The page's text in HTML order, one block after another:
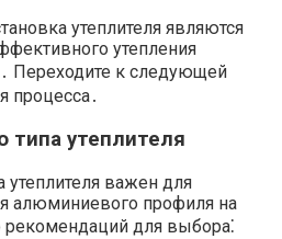
утеплителя являются
утепления
Переходите к следующей
процесса․
утеплителя
утеплителя важен для
алюминиевого профиля на
рекомендаций для выбора⁚